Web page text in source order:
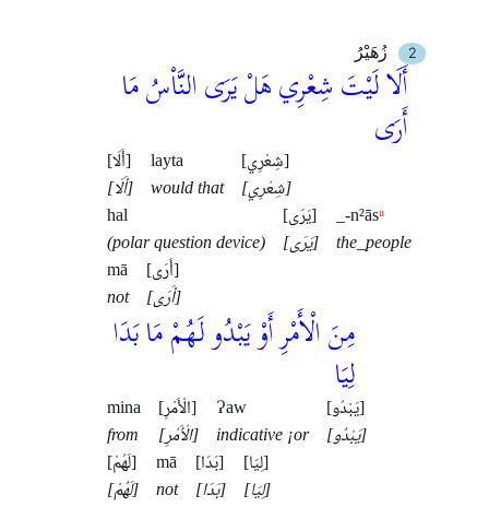
زُهَيْرُ
أَلَا لَيْتَ شِعْرِي هَلْ يَرَى النَّاْسُ مَا
أَرَى
[أَلَا]
[أَلَا]
layta
would that
[شِعْرِي]
[شِعْرِي]
hal
(polar question device)
[يَرَى]
[يَرَى]
_-n²āsᵘ
the_people
mā
not
[أَرَى]
[أَرَى]
مِنَ الْأَمْرِ أَوْ يَبْدُو لَهُمْ مَا بَدَا
لِيَا
mina
from
[الْأَمْرِ]
[الْأَمْرِ]
Ɂaw
indicative ¡or
[يَبْدُو]
[يَبْدُو]
[لَهُمْ]
[لَهُمْ]
mā
not
[بَدَا]
[بَدَا]
[لِيَا]
[لِيَا]